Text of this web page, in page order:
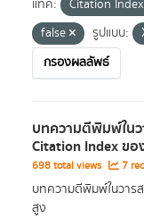
แท็ค: Citation Index
false
รูปแบบ:
กรองผลลัพธ์
บทความตีพิมพ์ใน
Citation Index ขอ
698 total views 7
บทความตีพิมพ์ในวาร
สูง